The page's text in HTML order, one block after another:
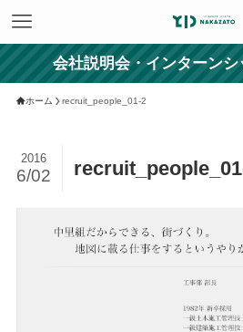
会社説明会・インターン
ホーム recruit_people_01-2
2016
6/02